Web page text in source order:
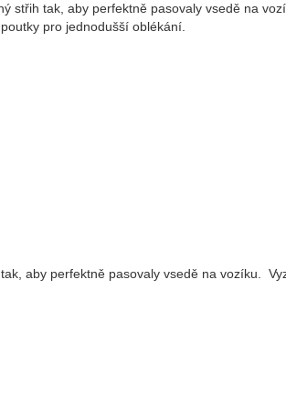
střih tak, aby perfektně pasovaly vsedě na
pro jednodušší oblékání.
aby perfektně pasovaly vsedě na vozíku.